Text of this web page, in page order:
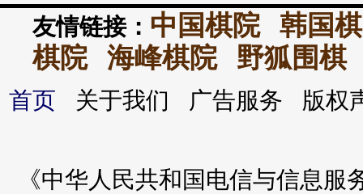
友情链接： 中国棋院
韩国
棋院
海峰棋院 野狐围棋
首页 关于我们 广告服务 版
《中华人民共和国电信与信息